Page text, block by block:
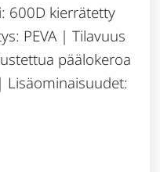
600D kierrätetty
PEVA | Tilavuus
päälokeroa